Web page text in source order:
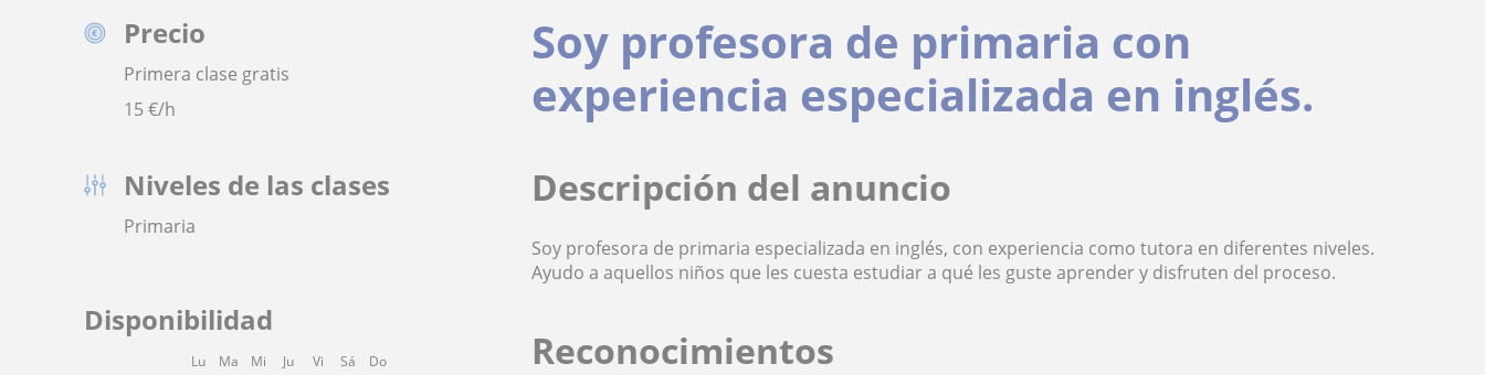
Precio
Primera clase gratis
15€/h
Niveles de las clases
Primaria
Disponibilidad
Lu Ma Mi Ju Vi Sá
Do
Soy profesora de primaria con
experiencia especializada en inglés.
Descripción del anuncio
Soy profesora de primaria especializada en inglés, con experiencia como tutora en diferentes niveles.
Ayudo a aquellos niños que les cuesta estudiar a qué les guste aprender y disfruten del proceso.
Reconocimientos